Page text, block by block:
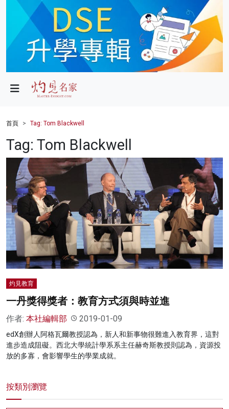
政局
財經
健康
商業
科技
影片
名家榜
灼見活動
關於我們
首頁 Tag: Tom Blackwell
Tag: Tom Blackwell
灼見教育
一丹獎得獎者：教育方式須與時並進
作者: 本社編輯部 2019-01-09
edX創辦人阿格瓦爾教授認為，新人和新事物很難進入教育界，這對
進步造成阻礙。西北大學統計學系系主任赫奇斯教授則認為，資源投
放的多寡，會影響學生的學業成就。
按類別瀏覽